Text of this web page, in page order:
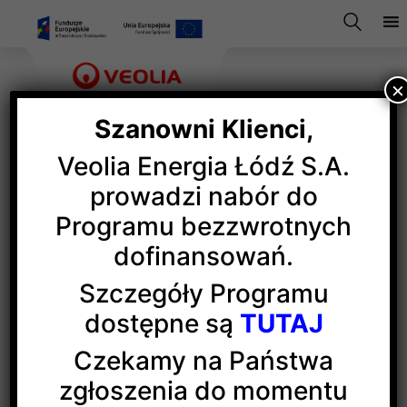
Żeby wygrać trzeba mieć
G.U.S.T.
Łódzcy studenci po raz drugi z rzędu wygrali
International Small Wind Turbine Contest 2017, które
odbyły się w Holandii
Łódzcy studenci po raz drugi z rzędu wygrali
Szanowni Klienci,
Veolia Energia Łódź S.A.
prowadzi nabór do
Programu bezzwrotnych
dofinansowań.
Szczegóły Programu
dostępne są TUTAJ
Czekamy na Państwa
zgłoszenia do momentu
×